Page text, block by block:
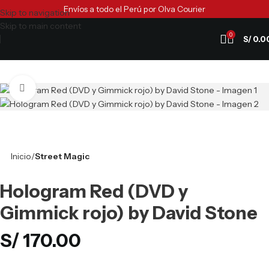
Skip to navigation
Skip to main content
Envíos a todo el Perú por Olva Courier
0 S/
Clic para ampliar
Inicio Street Magic
Hologram Red (DVD y
Gimmick rojo) by David Stone
S/170.00